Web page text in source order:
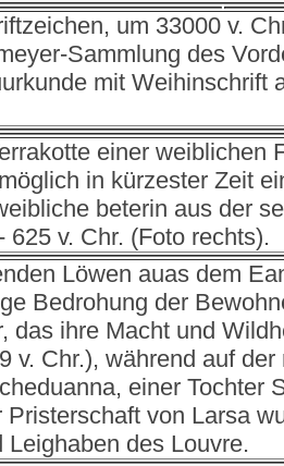
um 33000 v.
Sammlung des
mit Weihinschrift
einer weiblichen
in kürzester Zeit
beterin aus der
625 v. Chr. (Foto rechts).
Löwen auas dem
Bedrohung der
das ihre Macht und
v. Chr.), während auf
einer Tochter
Pristerschaft von Larsa
Leighaben des Louvre.